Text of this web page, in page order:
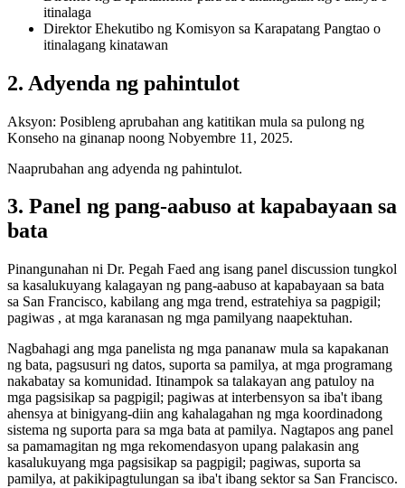
itinalaga
Direktor Ehekutibo ng Komisyon sa Karapatang Pangtao o
itinalagang kinatawan
2. Adyenda ng pahintulot
Aksyon: Posibleng aprubahan ang katitikan mula sa pulong ng
Konseho na ginanap noong Nobyembre 11, 2025.
Naaprubahan ang adyenda ng pahintulot.
3. Panel ng pang-aabuso at kapabayaan sa
bata
Pinangunahan ni Dr. Pegah Faed ang isang panel discussion tungkol
sa kasalukuyang kalagayan ng pang-aabuso at kapabayaan sa bata
sa San Francisco, kabilang ang mga trend, estratehiya sa pagpigil;
pagiwas , at mga karanasan ng mga pamilyang naapektuhan.
Nagbahagi ang mga panelista ng mga pananaw mula sa kapakanan
ng bata, pagsusuri ng datos, suporta sa pamilya, at mga programang
nakabatay sa komunidad. Itinampok sa talakayan ang patuloy na
mga pagsisikap sa pagpigil; pagiwas at interbensyon sa iba't ibang
ahensya at binigyang-diin ang kahalagahan ng mga koordinadong
sistema ng suporta para sa mga bata at pamilya. Nagtapos ang panel
sa pamamagitan ng mga rekomendasyon upang palakasin ang
kasalukuyang mga pagsisikap sa pagpigil; pagiwas, suporta sa
pamilya, at pakikipagtulungan sa iba't ibang sektor sa San Francisco.